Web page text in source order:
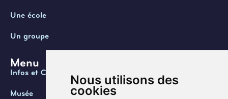
Nous utilisons des
cookies
Une école
Un groupe
Menu
Infos et Contact
Musée